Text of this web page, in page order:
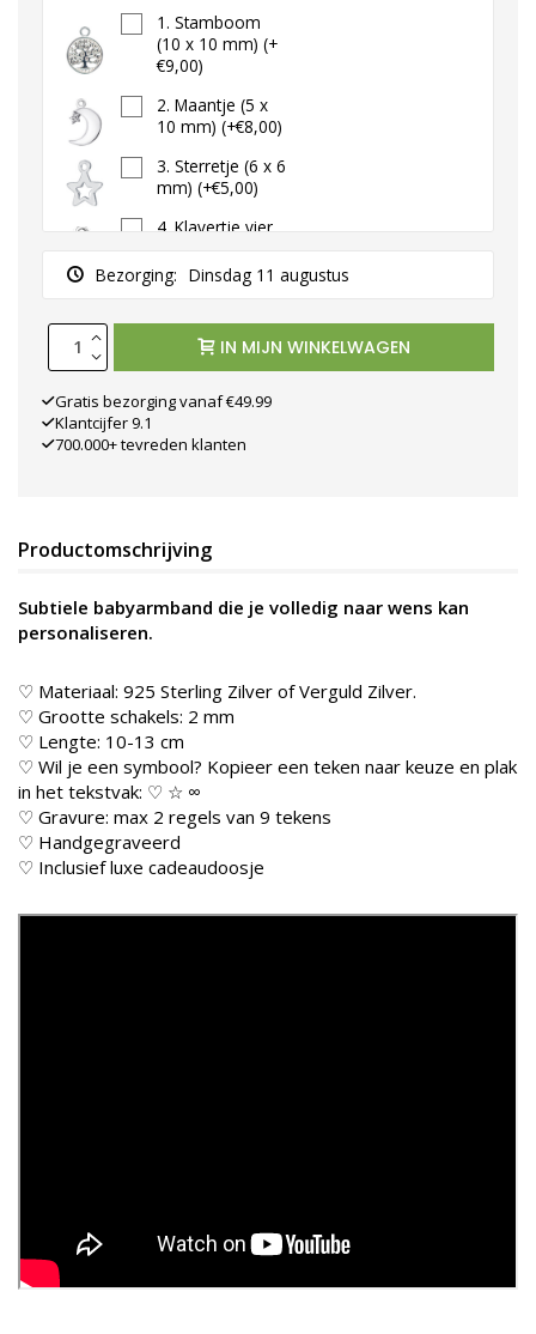
1. Stamboom
(10 x 10 mm) (+
€9,00)
2. Maantje (5 x
10 mm) (+€8,00)
3. Sterretje (6 x 6
mm) (+€5,00)
4. Klavertje vier
€7,00)
klein (5 x 5 mm)
(+€6,00)
6. Bol hartje
groot (7 x 8 mm)
(+€8,00)
8. Hartje met
10 mm) (+€7,00)
10 mm) (+€8,00)
9. Witte parel
met hartje aan 1
oogje (+€10,00)
10. - (+€6,00)
11. Open kruisje
(6 x 4 mm) (+
16. mini open
Bezorging: Dinsdag 11 augustus
IN MIJN WINKELWAGEN
Gratis bezorging vanaf €49.99
Klantcijfer 9.1
700.000+ tevreden klanten
Productomschrijving
Subtiele babyarmband die je volledig naar wens kan
personaliseren.
♡ Materiaal: 925 Sterling Zilver of Verguld Zilver.
♡ Grootte schakels: 2 mm
♡ Lengte: 10-13 cm
♡ Wil je een symbool? Kopieer een teken naar keuze en plak
in het tekstvak: ♡ ☆ ∞
♡ Gravure: max 2 regels van 9 tekens
♡ Handgegraveerd
♡ Inclusief luxe cadeaudoosje